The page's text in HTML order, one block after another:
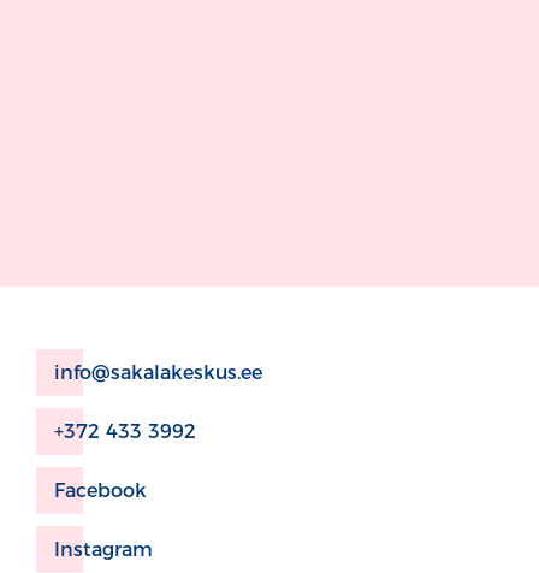
info@sakalakeskus.ee
+372 433 3992
Facebook
Instagram